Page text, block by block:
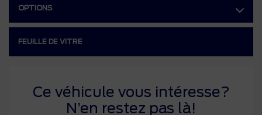
OPTIONS
FEUILLE DE VITRE
Ce véhicule vous intéresse?
N’en restez pas là!